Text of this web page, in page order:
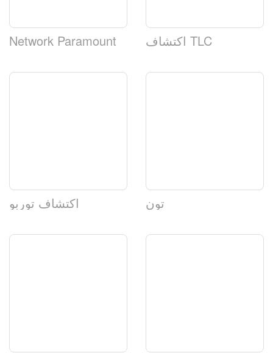
Network Paramount اكتشاف TLC
اكتشاف توربو تون